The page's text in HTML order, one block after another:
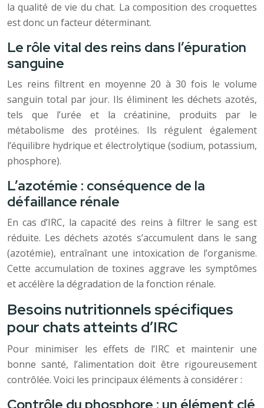
la qualité de vie du chat. La composition des croquettes
est donc un facteur déterminant.
Le rôle vital des reins dans l’épuration
sanguine
Les reins filtrent en moyenne 20 à 30 fois le volume
sanguin total par jour. Ils éliminent les déchets azotés,
tels que l’urée et la créatinine, produits par le
métabolisme des protéines. Ils régulent également
l’équilibre hydrique et électrolytique (sodium, potassium,
phosphore).
L’azotémie : conséquence de la
défaillance rénale
En cas d’IRC, la capacité des reins à filtrer le sang est
réduite. Les déchets azotés s’accumulent dans le sang
(azotémie), entraînant une intoxication de l’organisme.
Cette accumulation de toxines aggrave les symptômes
et accélère la dégradation de la fonction rénale.
Besoins nutritionnels spécifiques
pour chats atteints d’IRC
Pour minimiser les effets de l’IRC et maintenir une
bonne santé, l’alimentation doit être rigoureusement
contrôlée. Voici les principaux éléments à considérer :
Contrôle du phosphore : un élément clé